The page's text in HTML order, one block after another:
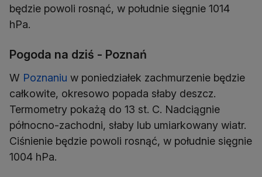
będzie powoli rosnąć, w południe sięgnie 1014
hPa.
Pogoda na dziś - Poznań
W Poznaniu w poniedziałek zachmurzenie będzie
całkowite, okresowo popada słaby deszcz.
Termometry pokażą do 13 st. C. Nadciągnie
północno-zachodni, słaby lub umiarkowany wiatr.
Ciśnienie będzie powoli rosnąć, w południe sięgnie
1004 hPa.